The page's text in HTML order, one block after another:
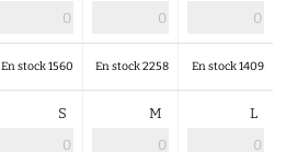
En stock 1560 En stock 2258 En stock 1409
S M L